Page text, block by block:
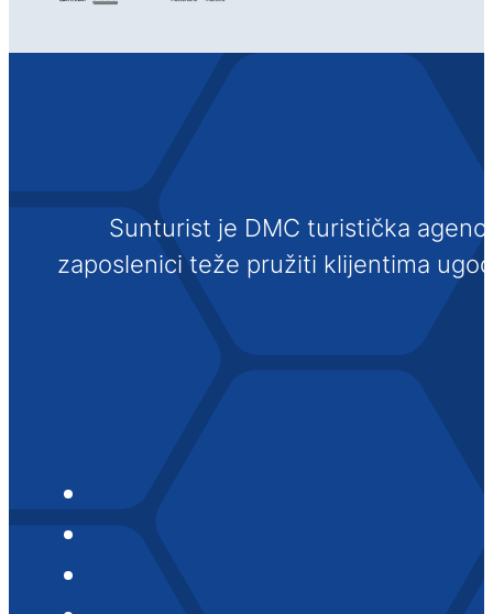
Sunturist je DMC turistička
zaposlenici teže pružiti klijentima